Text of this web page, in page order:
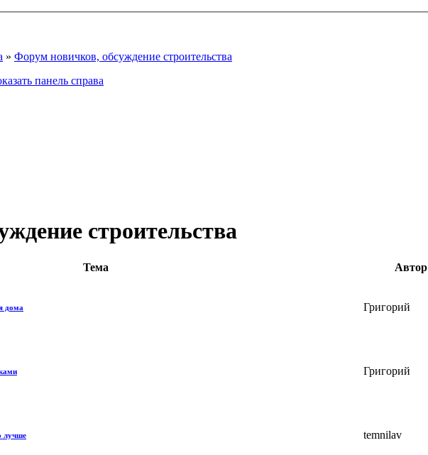
» Форум новичков, обсуждение строительства
панель справа
строительства
Тема Автор
дома Григорий
Григорий
лучше temnilav